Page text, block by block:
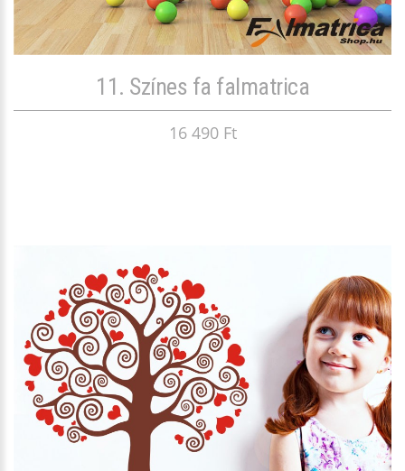
11. Színes fa falmatrica
16 490 Ft